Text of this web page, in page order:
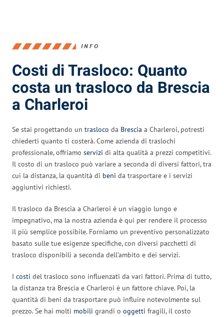
INFO
Costi di Trasloco: Quanto
costa un trasloco da Brescia
a Charleroi
Se stai progettando un trasloco da Brescia a Charleroi, potresti
chiederti quanto ti costerà. Come azienda di traslochi
professionale, offriamo servizi di alta qualità a prezzi competitivi.
Il costo di un trasloco può variare a seconda di diversi fattori, tra
cui la distanza, la quantità di beni da trasportare e i servizi
aggiuntivi richiesti.
Il trasloco da Brescia a Charleroi è un viaggio lungo e
impegnativo, ma la nostra azienda è qui per rendere il processo
il più semplice possibile. Forniamo un preventivo personalizzato
basato sulle tue esigenze specifiche, con diversi pacchetti di
trasloco disponibili a seconda dell’ambito e dei servizi.
I costi del trasloco sono influenzati da vari fattori. Prima di tutto,
la distanza tra Brescia e Charleroi è un fattore chiave. Poi, la
quantità di beni da trasportare può influire notevolmente sul
prezzo. Se hai molti mobili grandi o oggetti fragili, il costo